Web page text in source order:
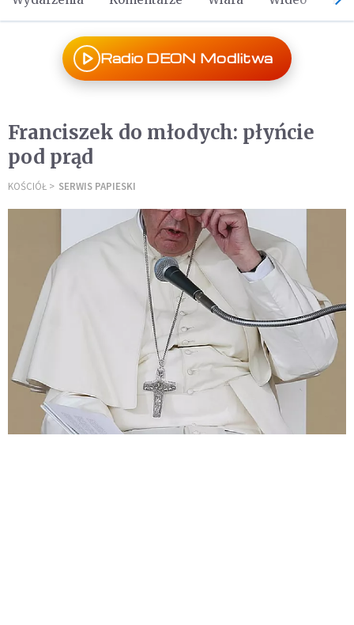
Radio DEON Modlitwa
Franciszek do młodych: płyńcie
pod prąd
KOŚCIÓŁ SERWIS PAPIESKI